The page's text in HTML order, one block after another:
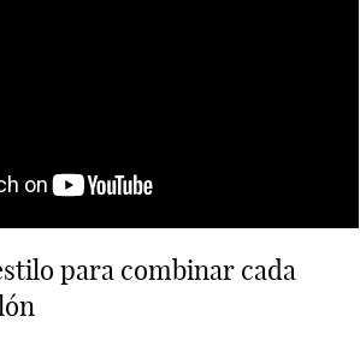
para combinar cada